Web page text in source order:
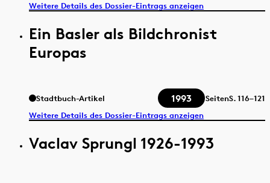
Weitere Details des Dossier-Eintrags anzeigen
Ein Basler als Bildchronist
Europas
Stadtbuch-Artikel 1993 SeitenS.116–121
Weitere Details des Dossier-Eintrags anzeigen
Vaclav Sprungl 1926-1993